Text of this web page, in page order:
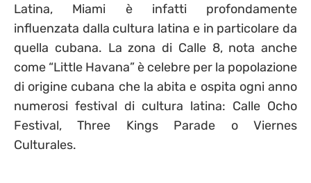
Latina, Miami è infatti profondamente
influenzata dalla cultura latina e in particolare da
quella cubana. La zona di Calle 8, nota anche
come “Little Havana” è celebre per la popolazione
di origine cubana che la abita e ospita ogni anno
numerosi festival di cultura latina: Calle Ocho
Festival, Three Kings Parade o Viernes
Culturales.